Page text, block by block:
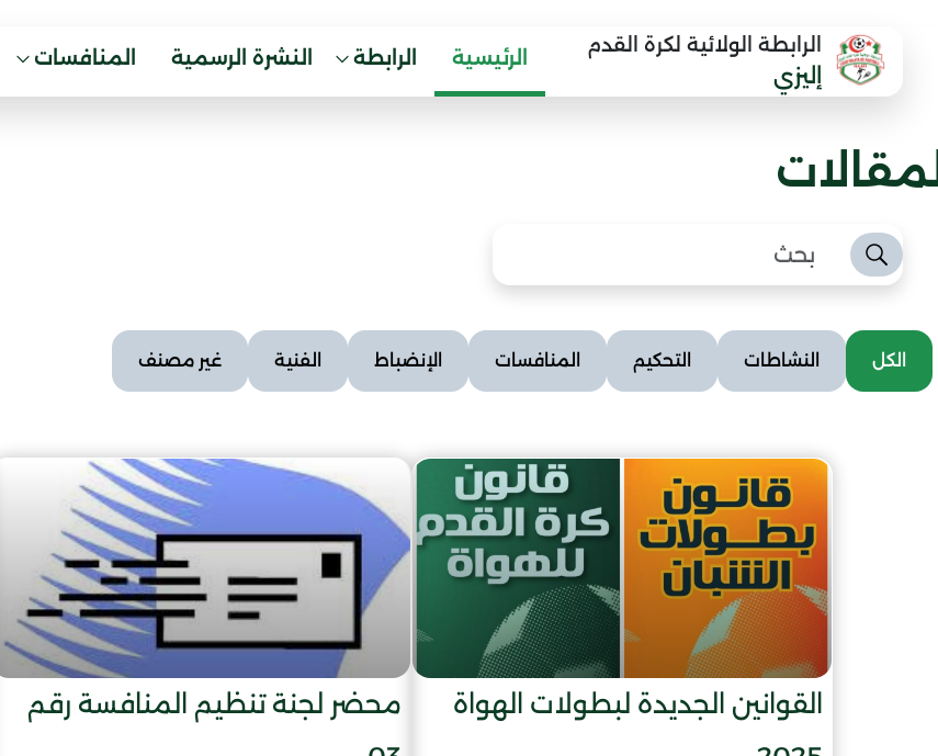
الرابطة الولائية لكرة القدم
إليزي
الرئيسية الرابطة النشرة الرسمية المنافسات
الكل النشاطات التحكيم المنافسات الإنضباط الفنية غير مصنف
القوانين الجديدة لبطولات الهواة
محضر لجنة تنظيم المنافسة رقم